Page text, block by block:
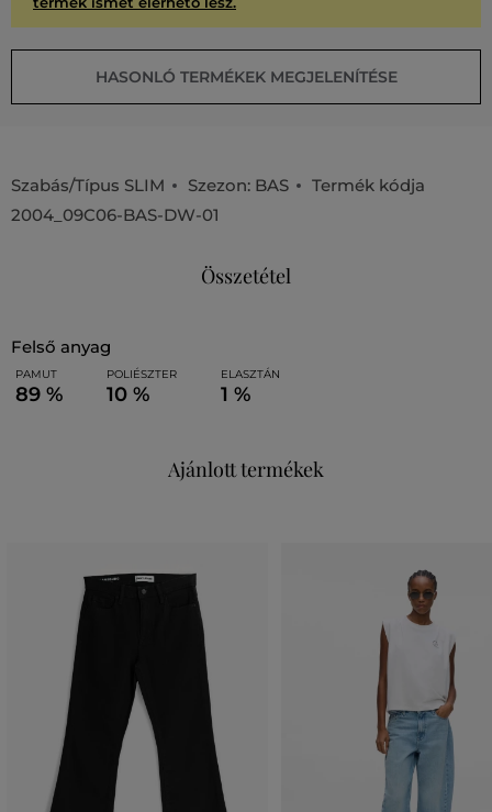
HASONLÓ TERMÉKEK MEGJELENÍTÉSE
Szabás/Típus SLIM Szezon: BAS
Termék kódja
2004_09C06-BAS-DW-01
Összetétel
felső anyag
PAMUT
89 %
POLIÉSZTER
10 %
ELASZTÁN
1 %
Ajánlott termékek